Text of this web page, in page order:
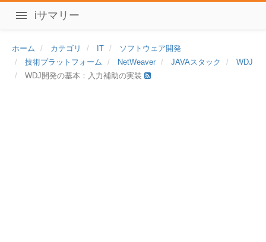
iサマリー
ホーム カテゴリ IT
ソフトウェア開発
技術プラットフォーム
NetWeaver JAVAスタック
WDJ
WDJ開発の基本：入力補助の実装